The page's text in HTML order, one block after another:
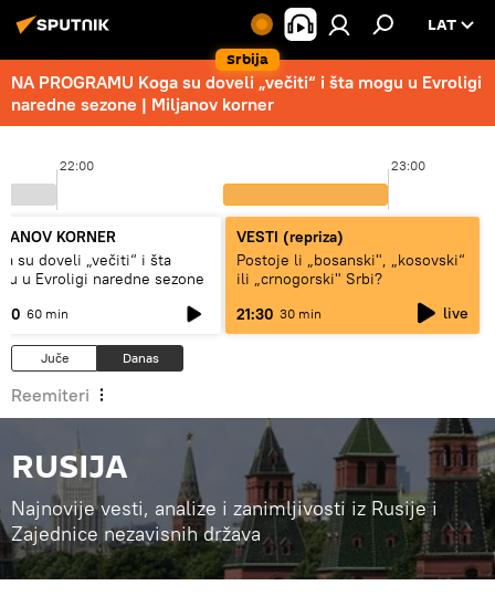
Srbija
LAT
NA PROGRAMU Koga su doveli „večiti“ i šta mogu u Evroligi
naredne sezone | Miljanov korner
22:00 23:00
KORNER
su doveli „večiti“ i šta
u Evroligi naredne sezone
60 min
VESTI (repriza)
Postoje li „bosanski", „kosovski“
ili „crnogorski" Srbi?
21:30 30 min live
Juče Danas
Reemiteri
RUSIJA
Najnovije vesti, analize i zanimljivosti iz Rusije i
Zajednice nezavisnih država